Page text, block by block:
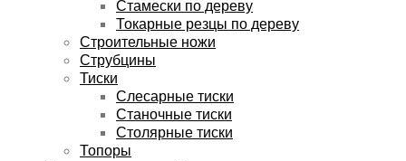
Стамески по дереву
Токарные резцы по дереву
Строительные ножи
Струбцины
Тиски
Слесарные тиски
Станочные тиски
Столярные тиски
Топоры